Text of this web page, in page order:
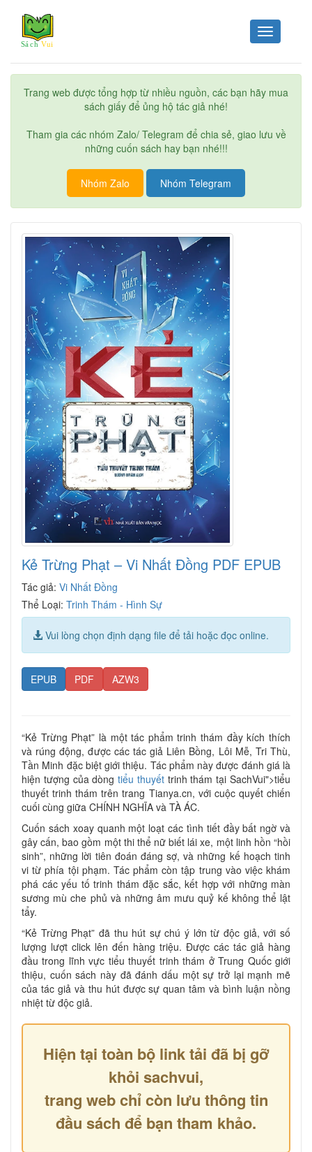
Toggle
navigation
Trang web được tổng hợp từ nhiều nguồn, các bạn hãy mua
sách giấy để ủng hộ tác giả nhé!
Tham gia các nhóm Zalo/ Telegram để chia sẻ, giao lưu về
những cuốn sách hay bạn nhé!!!
Nhóm Zalo Nhóm Telegram
Kẻ Trừng Phạt – Vi Nhất Đồng PDF EPUB
Tác giả: Vi Nhất Đồng
Thể Loại: Trinh Thám - Hình Sự
Vui lòng chọn định dạng file để tải hoặc đọc online.
EPUB PDF AZW3
“Kẻ Trừng Phạt” là một tác phẩm trinh thám đầy kích thích
và rúng động, được các tác giả Liên Bồng, Lôi Mễ, Tri Thù,
Tần Minh đặc biệt giới thiệu. Tác phẩm này được đánh giá là
hiện tượng của dòngtiểu thuyếttrinh thám tại SachVui">tiểu
thuyết trinh thám trên trang Tianya.cn, với cuộc quyết chiến
cuối cùng giữa CHÍNH NGHĨA và TÀ ÁC.
Cuốn sách xoay quanh một loạt các tình tiết đầy bất ngờ và
gây cấn, bao gồm một thi thể nữ biết lái xe, một linh hồn “hồi
sinh”, những lời tiên đoán đáng sợ, và những kế hoạch tinh
vi từ phía tội phạm. Tác phẩm còn tập trung vào việc khám
phá các yếu tố trinh thám đặc sắc, kết hợp với những màn
sương mù che phủ và những âm mưu quỷ kế không thể lật
tẩy.
“Kẻ Trừng Phạt” đã thu hút sự chú ý lớn từ độc giả, với số
lượng lượt click lên đến hàng triệu. Được các tác giả hàng
đầu trong lĩnh vực tiểu thuyết trinh thám ở Trung Quốc giới
thiệu, cuốn sách này đã đánh dấu một sự trở lại mạnh mẽ
của tác giả và thu hút được sự quan tâm và bình luận nồng
nhiệt từ độc giả.
Hiện tại toàn bộ link tải đã bị gỡ
khỏi sachvui,
trang web chỉ còn lưu thông tin
đầu sách để bạn tham khảo.